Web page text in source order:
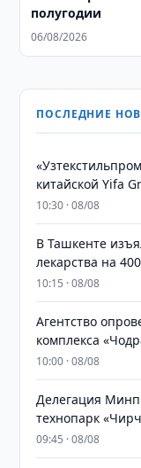
полугодии
06/08/2026
ПОСЛЕДНИЕ
китайской Yifa
10:30 · 08/08
​​​​​​​В Ташкенте
лекарства на
10:15 · 08/08
Агентство
комплекса
10:00 · 08/08
Делегация
технопарк
09:45 · 08/08